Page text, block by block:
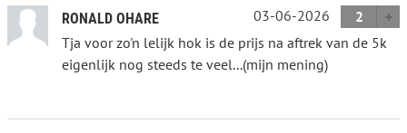
RONALD OHARE 03-06-2026
2
Tja voor zo'n lelijk hok is de prijs na aftrek van de 5k
eigenlijk nog steeds te veel...(mijn mening)